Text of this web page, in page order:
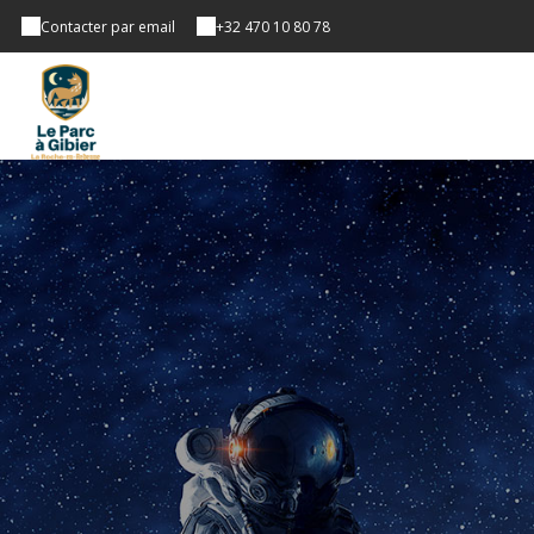
Contacter par email +32 470 10 80 78